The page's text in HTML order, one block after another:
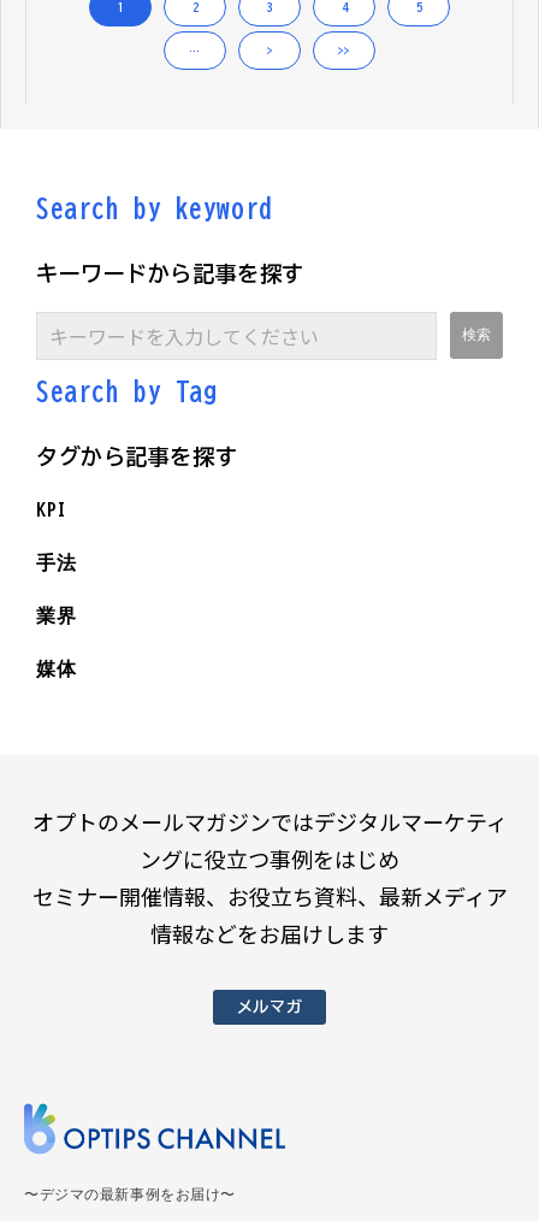
1 2 3 4 5
… > >>
Search by keyword
キーワードから記事を探す
Search by Tag
タグから記事を探す
KPI
手法
業界
媒体
オプトのメールマガジンではデジタルマーケティ
ングに役立つ事例をはじめ
セミナー開催情報、お役立ち資料、最新メディア
情報などをお届けします
メルマガ
〜デジマの最新事例をお届け〜